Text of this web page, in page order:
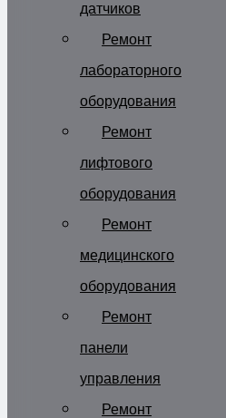
датчиков
Ремонт
лабораторного
оборудования
Ремонт
лифтового
оборудования
Ремонт
медицинского
оборудования
Ремонт
панели
управления
Ремонт